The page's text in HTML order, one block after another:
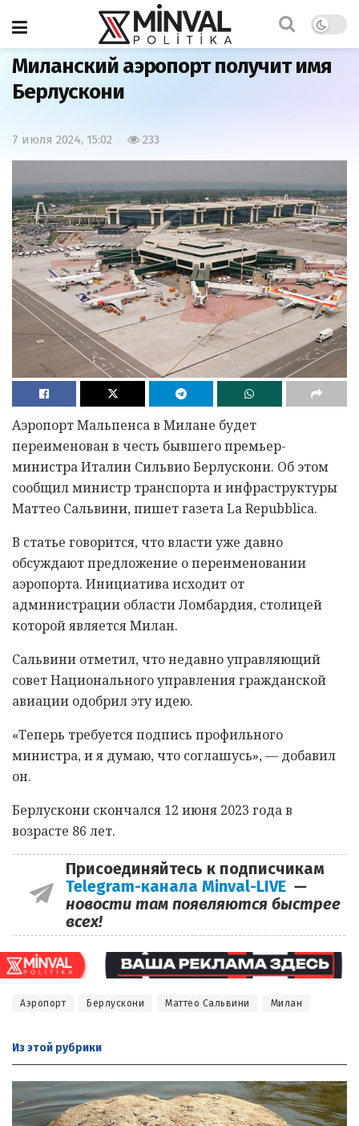
Главная
Миланский аэропорт получит имя
Берлускони
7 июля 2024, 15:02 233
Аэропорт Мальпенса в Милане будет
переименован в честь бывшего премьер-
министра Италии Сильвио Берлускони. Об этом
сообщил министр транспорта и инфраструктуры
Маттео Сальвини, пишет газета La Repubblica.
В статье говорится, что власти уже давно
обсуждают предложение о переименовании
аэропорта. Инициатива исходит от
администрации области Ломбардия, столицей
которой является Милан.
Сальвини отметил, что недавно управляющий
совет Национального управления гражданской
авиации одобрил эту идею.
«Теперь требуется подпись профильного
министра, и я думаю, что соглашусь», — добавил
он.
Берлускони скончался 12 июня 2023 года в
возрасте 86 лет.
Присоединяйтесь к подписчикам
Telegram-канала Minval-LIVE —
новости там появляются быстрее
всех!
Аэропорт Берлускони Маттео Сальвини Милан
Из этой рубрики